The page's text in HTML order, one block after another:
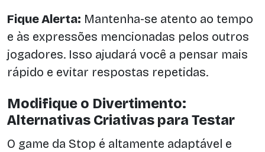
Fique Alerta: Mantenha-se atento ao tempo
e às expressões mencionadas pelos outros
jogadores. Isso ajudará você a pensar mais
rápido e evitar respostas repetidas.
Modifique o Divertimento:
Alternativas Criativas para Testar
O game da Stop é altamente adaptável e